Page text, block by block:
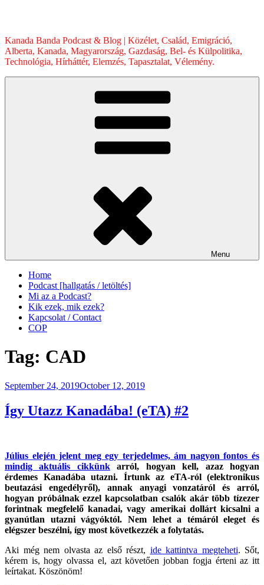
Kanada Banda Podcast & Blog | Közélet, Család, Emigráció,
Alberta, Kanada, Magyarország, Gazdaság, Bel- és Külpolitika,
Technológia, Hírháttér, Elemzés, Tapasztalat, Vélemény.
Menu
Home
Podcast [hallgatás / letöltés]
Mi az a Podcast?
Kik ezek, mik ezek?
Kapcsolat / Contact
COP
Tag: CAD
Posted
September 24, 2019October 12, 2019
Így Utazz Kanadába! (eTA) #2
Július elején jelent meg egy terjedelmes, ám nagyon fontos és
mindig aktuális cikkünkarról, hogyan kell, azaz hogyan
érdemes Kanadába utazni. Írtunk az eTA-ról (elektronikus
beutazási engedélyről), annak anyagi vonzatáról és arról,
hogyan próbálnak ezzel kapcsolatban csalók akár több tízezer
forintnak megfelelő kanadai, vagy amerikai dollárt kicsalni a
gyanútlan utazni vágyóktól. Nem lehet a témáról eleget és
elégszer beszélni, így most következzék a folytatás.
Aki még nem olvasta az első részt, ide kattintva megteheti. Sőt,
kérem is, hogy olvassa el, azt követően jobban fogja érteni az itt
leírtakat. Köszönöm!